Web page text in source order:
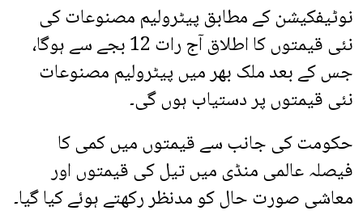
نوٹیفکیشن کے مطابق پیٹرولیم مصنوعات کی
نئی قیمتوں کا اطلاق آج رات 12 بجے سے ہوگا،
جس کے بعد ملک بھر میں پیٹرولیم مصنوعات
نئی قیمتوں پر دستیاب ہوں گی۔
حکومت کی جانب سے قیمتوں میں کمی کا
فیصلہ عالمی منڈی میں تیل کی قیمتوں اور
معاشی صورت حال کو مدنظر رکھتے ہوئے کیا گیا۔